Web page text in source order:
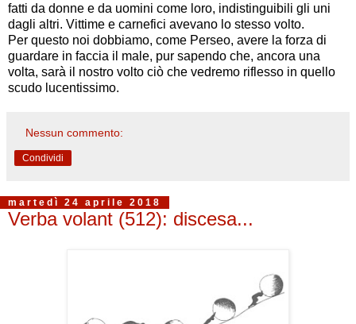
fatti da donne e da uomini come loro, indistinguibili gli uni
dagli altri. Vittime e carnefici avevano lo stesso volto.
Per questo noi dobbiamo, come Perseo, avere la forza di
guardare in faccia il male, pur sapendo che, ancora una
volta, sarà il nostro volto ciò che vedremo riflesso in quello
scudo lucentissimo.
Nessun commento:
Condividi
martedì 24 aprile 2018
Verba volant (512): discesa...